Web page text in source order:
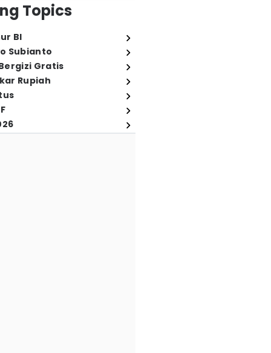
Topics
BI
Subianto
Gratis
Rupiah